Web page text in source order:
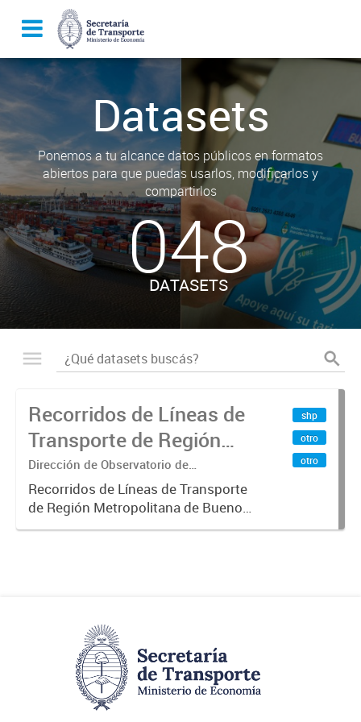
Datasets
Ponemos a tu alcance datos públicos en formatos
abiertos para que puedas usarlos, modificarlos y
compartirlos
048
DATASETS
Recorridos de Líneas de
Transporte de Región
Metropolitana de
Buenos Aires (RMBA)
Dirección de Observatorio de
Transporte, Estudio y Sistemas
Recorridos de Líneas de Transporte
de Región Metropolitana de Buenos
Aires (RMBA).-
shp
otro
otro